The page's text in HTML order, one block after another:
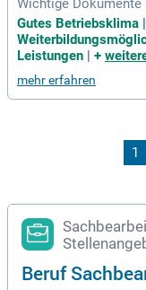
Wichtige
ungsbescheide
vorladungen
fachwirte; je nach
Gutes Betriebsklima
Leistungen
+
mehr erfahren
1
Beruf